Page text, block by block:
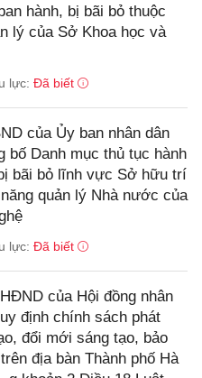
hành, bị bãi bỏ thuộc
lý của Sở Khoa học và
lực: Đã biết
của Ủy ban nhân dân
bố Danh mục thủ tục hành
bãi bỏ lĩnh vực Sở hữu trí
quản lý Nhà nước của
lực: Đã biết
của Hội đồng nhân
định chính sách phát
đổi mới sáng tạo, bảo
địa bàn Thành phố Hà